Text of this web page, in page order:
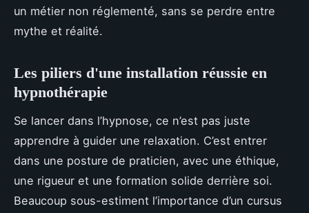
un métier non réglementé, sans se perdre entre
mythe et réalité.
Les piliers d'une installation réussie en
hypnothérapie
Se lancer dans l’hypnose, ce n’est pas juste
apprendre à guider une relaxation. C’est entrer
dans une posture de praticien, avec une éthique,
une rigueur et une formation solide derrière soi.
Beaucoup sous-estiment l’importance d’un cursus